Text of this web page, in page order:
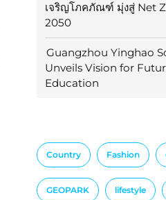
เจริญโภคภัณฑ์ มุ่งสู่ Net
2050
Guangzhou Yinghao
Unveils Vision for
Education
Country Fashion
GEOPARK lifestyle